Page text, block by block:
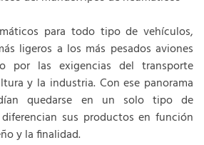
para todo tipo de vehículos,
ligeros a los más pesados aviones
por las exigencias del transporte
y la industria. Con ese panorama
quedarse en un solo tipo de
sus productos en función
y la finalidad.